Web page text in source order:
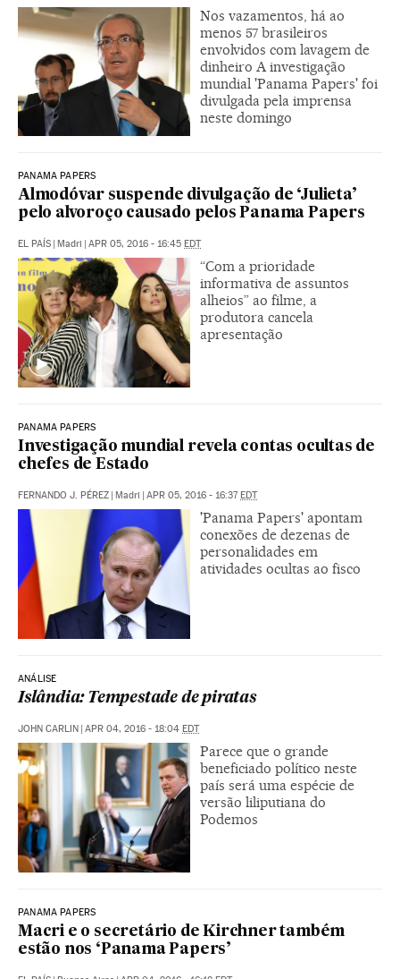
Nos vazamentos, há ao
menos 57 brasileiros
envolvidos com lavagem de
dinheiro A investigação
mundial 'Panama Papers' foi
divulgada pela imprensa
neste domingo
PANAMA PAPERS
Almodóvar suspende divulgação de ‘Julieta’
pelo alvoroço causado pelos Panama Papers
EL PAÍS Madri APR 05, 2016 - 16:45 EDT
“Com a prioridade
informativa de assuntos
alheios” ao filme, a
produtora cancela
apresentação
PANAMA PAPERS
Investigação mundial revela contas ocultas de
chefes de Estado
FERNANDO J. PÉREZ Madri APR 05, 2016 - 16:37 EDT
'Panama Papers' apontam
conexões de dezenas de
personalidades em
atividades ocultas ao fisco
ANÁLISE
Islândia: Tempestade de piratas
JOHN CARLIN APR 04, 2016 - 18:04 EDT
Parece que o grande
beneficiado político neste
país será uma espécie de
versão liliputiana do
Podemos
PANAMA PAPERS
Macri e o secretário de Kirchner também
estão nos ‘Panama Papers’